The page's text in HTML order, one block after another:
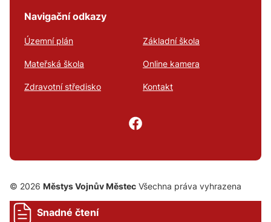
Navigační odkazy
Územní plán Základní škola
Mateřská škola Online kamera
Zdravotní středisko Kontakt
© 2026 Městys Vojnův Městec Všechna práva vyhrazena
Snadné čtení